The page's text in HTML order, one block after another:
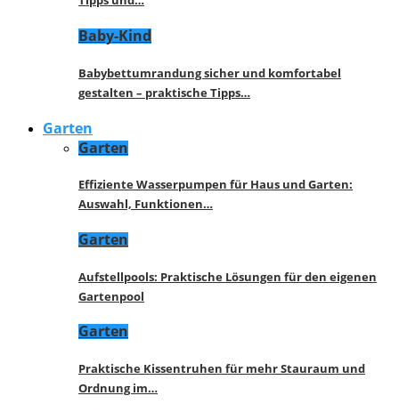
Baby-Kind
Babybettumrandung sicher und komfortabel
gestalten – praktische Tipps…
Garten
Garten
Effiziente Wasserpumpen für Haus und Garten:
Auswahl, Funktionen…
Garten
Aufstellpools: Praktische Lösungen für den eigenen
Gartenpool
Garten
Praktische Kissentruhen für mehr Stauraum und
Ordnung im…